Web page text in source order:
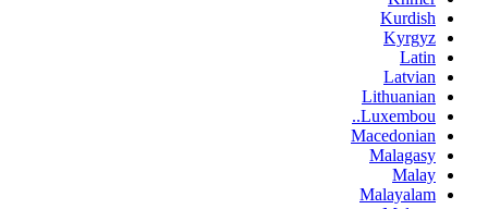
Kurdish
Kyrgyz
Latin
Latvian
Lithuanian
Luxembou..
Macedonian
Malagasy
Malay
Malayalam